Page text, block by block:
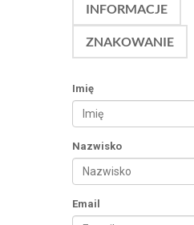
INFORMACJE
ZNAKOWANIE
Imię
Nazwisko
Email